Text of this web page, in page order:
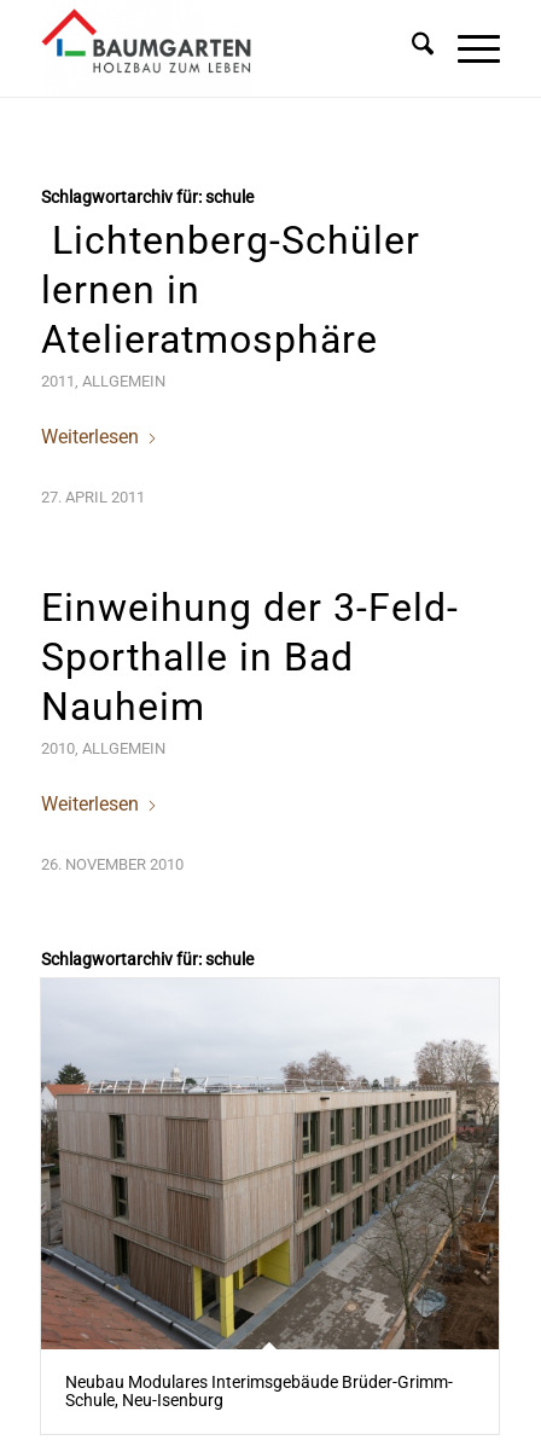
Schlagwortarchiv für:schule
Lichtenberg-Schüler
lernen in
Atelieratmosphäre
2011 , ALLGEMEIN
Weiterlesen
27. APRIL 2011
Einweihung der 3-Feld-
Sporthalle in Bad
Nauheim
2010, ALLGEMEIN
Weiterlesen
26. NOVEMBER 2010
Schlagwortarchiv für:schule
Neubau Modulares Interimsgebäude Brüder-Grimm-
Schule, Neu-Isenburg